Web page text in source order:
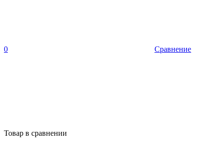
0 Сравнение
Товар в сравнении